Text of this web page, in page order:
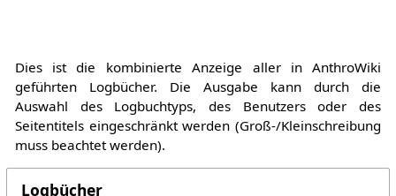
Dies ist die kombinierte Anzeige aller in AnthroWiki
geführten Logbücher. Die Ausgabe kann durch die
Auswahl des Logbuchtyps, des Benutzers oder des
Seitentitels eingeschränkt werden (Groß-/Kleinschreibung
muss beachtet werden).
Logbücher